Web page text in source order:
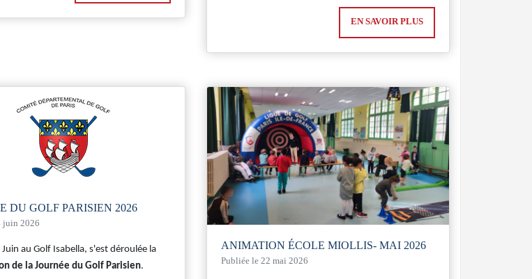
EN SAVOIR PLUS
DU GOLF PARISIEN 2026
juin 2026
au Golf Isabella, s'est déroulée la
de la Journée du Golf Parisien.
ANIMATION ÉCOLE MIOLLIS- MAI 2026
Publiée le 22 mai 2026